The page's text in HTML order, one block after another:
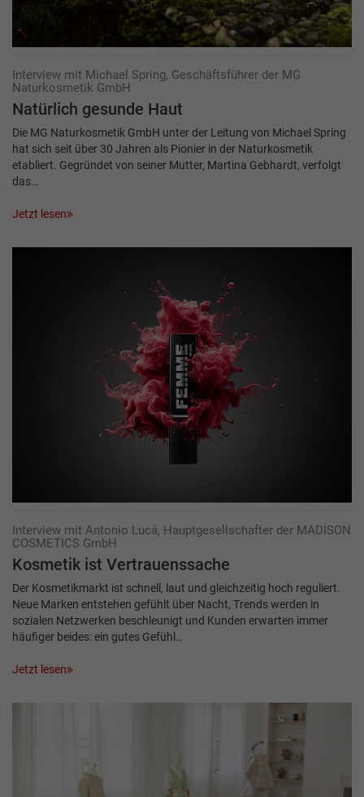
Interview mit Michael Spring, Geschäftsführer der MG
Naturkosmetik GmbH
Natürlich gesunde Haut
Die MG Naturkosmetik GmbH unter der Leitung von Michael Spring
hat sich seit über 30 Jahren als Pionier in der Naturkosmetik
etabliert. Gegründet von seiner Mutter, Martina Gebhardt, verfolgt
das…
Jetzt lesen
Interview mit Antonio Lucá, Hauptgesellschafter der MADISON
COSMETICS GmbH
Kosmetik ist Vertrauens­sache
Der Kosmetikmarkt ist schnell, laut und gleichzeitig hoch reguliert.
Neue Marken entstehen gefühlt über Nacht, Trends werden in
sozialen Netzwerken beschleunigt und Kunden erwarten immer
häufiger beides: ein gutes Gefühl…
Jetzt lesen